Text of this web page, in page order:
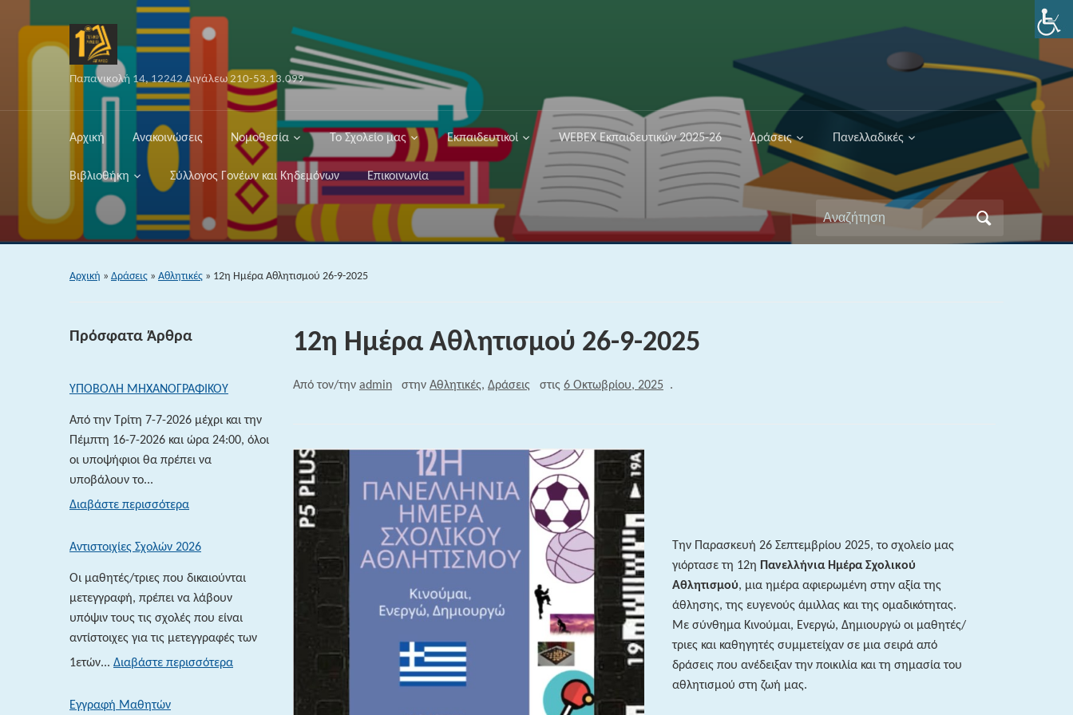
Παπανικολή 14, 12242 Αιγάλεω 210-53.13.099
Αρχική Ανακοινώσεις Νομοθεσία Το Σχολείο μας Εκπαιδευτικοί WEBEX Εκπαιδευτικών 2025-26 Δράσεις Πανελλαδικές
Βιβλιοθήκη Σύλλογος Γονέων και Κηδεμόνων Επικοινωνία
Αναζήτηση
Αρχική » Δράσεις » Αθλητικές » 12η Ημέρα Αθλητισμού 26-9-2025
Πρόσφατα Άρθρα
ΥΠΟΒΟΛΗ ΜΗΧΑΝΟΓΡΑΦΙΚΟΥ
Από την Τρίτη 7-7-2026 μέχρι και την
Πέμπτη 16-7-2026 και ώρα 24:00, όλοι
οι υποψήφιοι θα πρέπει να
υποβάλουν το...
Διαβάστε περισσότερα
ΜΗΧΑΝΟΓΡΑΦΙΚΟΥ
Αντιστοιχίες Σχολών 2026
Οι μαθητές/τριες που δικαιούνται
μετεγγραφή, πρέπει να λάβουν
υπόψιν τους τις σχολές που είναι
αντίστοιχες για τις μετεγγραφές των
1ετών... Διαβάστε περισσότερα
Εγγραφή Μαθητών
12η Ημέρα Αθλητισμού 26-9-2025
Από τον/την admin στην Αθλητικές, Δράσεις στις 6 Οκτωβρίου, 2025 .
Την Παρασκευή 26 Σεπτεμβρίου 2025, το σχολείο μας
γιόρτασε τη 12η Πανελλήνια Ημέρα Σχολικού
Αθλητισμού, μια ημέρα αφιερωμένη στην αξία της
άθλησης, της ευγενούς άμιλλας και της ομαδικότητας.
Με σύνθημα Κινούμαι, Ενεργώ, Δημιουργώ οι μαθητές/
τριες και καθηγητές συμμετείχαν σε μια σειρά από
δράσεις που ανέδειξαν την ποικιλία και τη σημασία του
αθλητισμού στη ζωή μας.